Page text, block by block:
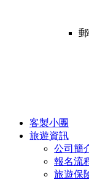
客製小團
旅遊資訊
公司簡
報名流
旅遊保